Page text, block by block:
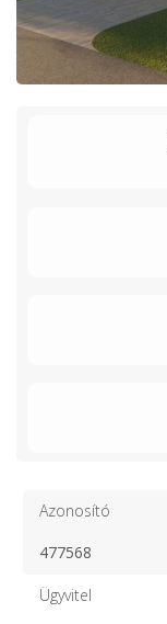
Azonosító
477568
Ügyvitel